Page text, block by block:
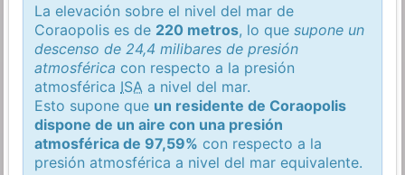
La elevación sobre el nivel del mar de
Coraopolis es de 220 metros, lo quesupone un
descenso de 24,4 milibares de presión
atmosférica con respecto a la presión
atmosférica ISA a nivel del mar.
Esto supone que un residente de Coraopolis
dispone de un aire con una presión
atmosférica de 97,59% con respecto a la
presión atmosférica a nivel del mar equivalente.